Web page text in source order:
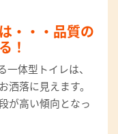
・・・品質の
！
一体型トイレは、
洒落に見えます。
が高い傾向となっ